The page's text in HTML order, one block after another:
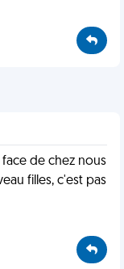
de chez nous
filles, c'est pas